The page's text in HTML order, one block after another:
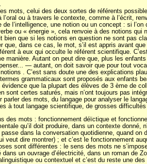
mots, celui des deux sortes de référents
ou à travers le contexte, comme à l’écrit,
l’intelligence, une notion ou un concept : si
ou « énergie », cela renvoie à des notions qui
que si les notions en question ne sont pas
que, dans ce cas, le mot, s’il est appris avant
à eux qui occulte le référent scientifique.
manière. Autant on peut dire que, plus les
— autant, on doit savoir que pour tout
. C’est sans doute une des explications
grammaticaux sont proposés aux enfants
que la plupart des élèves de 3 ème de
sont certes saturés, mais n’ont toujours pas
des mots, du langage pour analyser le
à tout langage scientifique, de grosses difficultés
des mots : fonctionnement déïctique et
qu’il doit produire, dans un contexte
dans la conversation quotidienne, quand
veut dire montrer) ; et c’est le fonctionnement
sont différentes : le sens des mots ne
un ouvrage d’électricité, dans un roman de
ou contextuel et c’est du reste une